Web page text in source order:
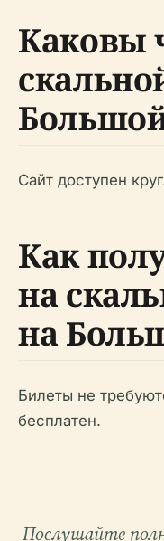
Каковы
Сайт доступен
Как
на
на
Билеты не
бесплатен.
Послушайте